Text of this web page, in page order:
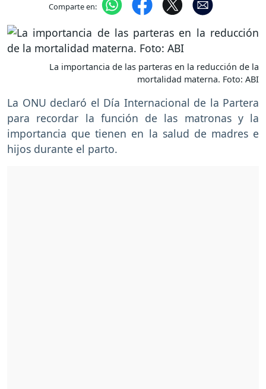
Comparte en:
La importancia de las parteras en la reducción de la
mortalidad materna. Foto: ABI
La ONU declaró el Día Internacional de la Partera
para recordar la función de las matronas y la
importancia que tienen en la salud de madres e
hijos durante el parto.